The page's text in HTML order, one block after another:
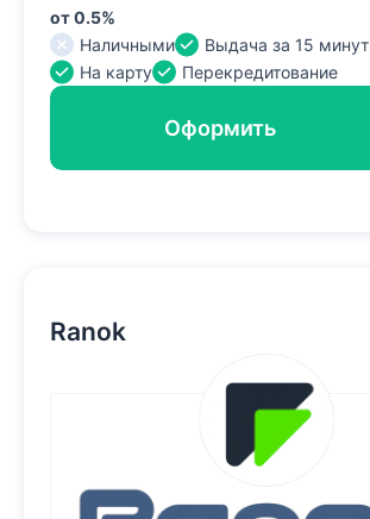
от 0.5%
Наличными
Выдача за 15 минут
На карту
Перекредитование
Оформить
Ranok